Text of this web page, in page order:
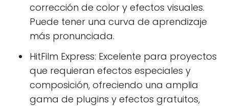
corrección de color y efectos visuales.
Puede tener una curva de aprendizaje
más pronunciada.
HitFilm Express: Excelente para proyectos
que requieran efectos especiales y
composición, ofreciendo una amplia
gama de plugins y efectos gratuitos,